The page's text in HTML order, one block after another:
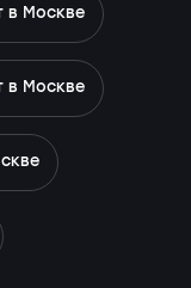
в Москве
в Москве